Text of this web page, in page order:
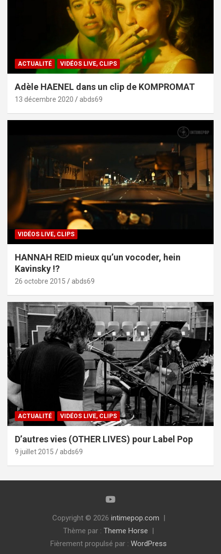
ACTUALITÉ VIDÉOS LIVE, CLIPS
Adèle HAENEL dans un clip de KOMPROMAT
13 décembre 2020 abds69
VIDÉOS LIVE, CLIPS
HANNAH REID mieux qu’un vocoder, hein
Kavinsky !?
26 octobre 2015 abds69
ACTUALITÉ VIDÉOS LIVE, CLIPS
D’autres vies (OTHER LIVES) pour Label Pop
9 juillet 2015 abds69
Copyright © 2026 intimepop.com
Thème par : Theme Horse
Fièrement propulsé par : WordPress